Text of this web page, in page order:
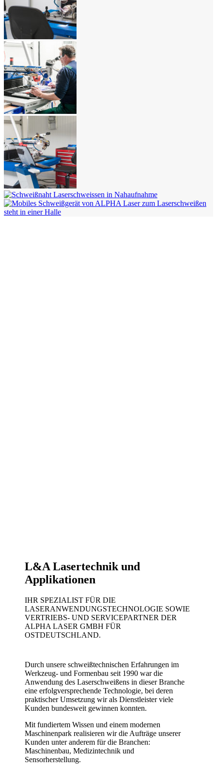
L&A Lasertechnik und
Applikationen
IHR SPEZIALIST FÜR DIE
LASERANWENDUNGSTECHNOLOGIE SOWIE
VERTRIEBS- UND SERVICEPARTNER DER
ALPHA LASER GMBH FÜR
OSTDEUTSCHLAND.
Durch unsere schweißtechnischen Erfahrungen im
Werkzeug- und Formenbau seit 1990 war die
Anwendung des Laserschweißens in dieser Branche
eine erfolgversprechende Technologie, bei deren
praktischer Umsetzung wir als Dienstleister viele
Kunden bundesweit gewinnen konnten.
Mit fundiertem Wissen und einem modernen
Maschinenpark realisieren wir die Aufträge unserer
Kunden unter anderem für die Branchen:
Maschinenbau, Medizintechnik und
Sensorherstellung.